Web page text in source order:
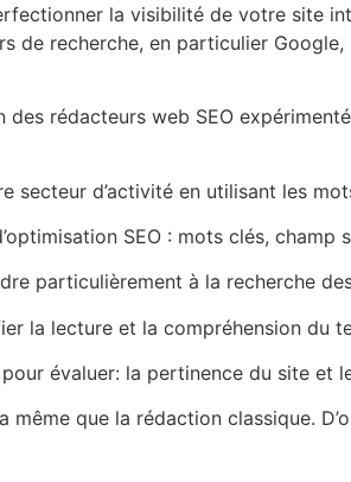
la visibilité de votre site
de recherche, en particulier
rédacteurs web SEO
d’activité en utilisant les
SEO : mots clés, champ
particulièrement à la recherche
la lecture et la compréhension du
évaluer: la pertinence du site et
même que la rédaction classique.